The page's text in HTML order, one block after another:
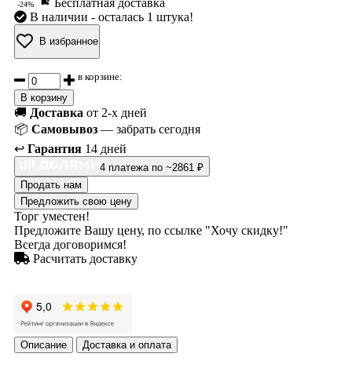
-24%
В наличии - осталась 1 штука!
В избранное
в корзине:
В корзину
🚚 Доставка от 2-х дней
📦 Самовывоз — забрать сегодня
↩️ Гарантия 14 дней
4 платежа по ~2861 ₽
Продать нам
Предложить свою цену
Торг уместен!
Предложите Вашу цену, по ссылке "Хочу скидку!"
Всегда договоримся!
Расчитать доставку
Описание Доставка и оплата